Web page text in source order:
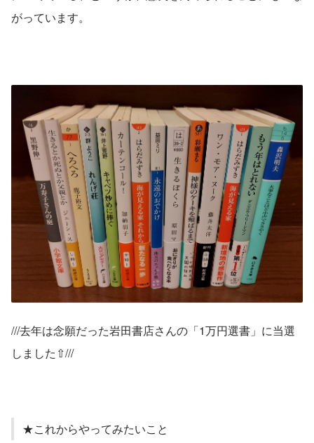
がっています。
///去年は念願だった岩田書店さんの「1万円選書」に当選
しました⇧///
★これからやってみたいこと